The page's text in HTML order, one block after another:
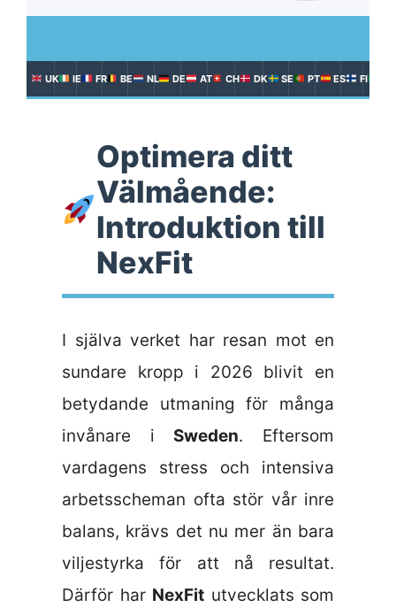
UK IE FR BE NL DE AT CH DK SE PT ES FI
Optimera ditt
Välmående:
Introduktion till
NexFit
I själva verket har resan mot en
sundare kropp i 2026 blivit en
betydande utmaning för många
invånare i Sweden. Eftersom
vardagens stress och intensiva
arbetsscheman ofta stör vår inre
balans, krävs det nu mer än bara
viljestyrka för att nå resultat.
Därför har NexFit utvecklats som